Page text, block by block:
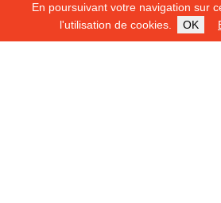
En poursuivant votre navigation sur
l'utilisation de cookies.
OK